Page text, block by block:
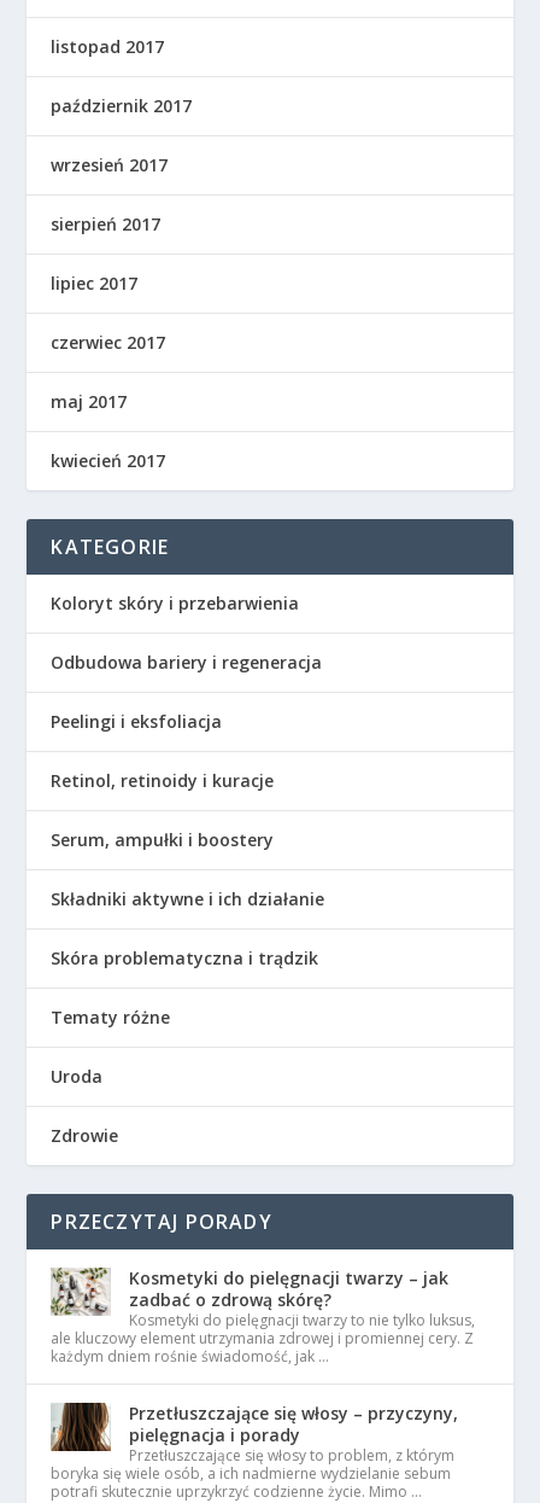
listopad 2017
październik 2017
wrzesień 2017
sierpień 2017
lipiec 2017
czerwiec 2017
maj 2017
kwiecień 2017
KATEGORIE
Koloryt skóry i przebarwienia
Odbudowa bariery i regeneracja
Peelingi i eksfoliacja
Retinol, retinoidy i kuracje
Serum, ampułki i boostery
Składniki aktywne i ich działanie
Skóra problematyczna i trądzik
Tematy różne
Uroda
Zdrowie
PRZECZYTAJ PORADY
Kosmetyki do pielęgnacji twarzy – jak
zadbać o zdrową skórę?
Kosmetyki do pielęgnacji twarzy to nie tylko luksus,
ale kluczowy element utrzymania zdrowej i promiennej cery. Z
każdym dniem rośnie świadomość, jak …
Przetłuszczające się włosy – przyczyny,
pielęgnacja i porady
Przetłuszczające się włosy to problem, z którym
boryka się wiele osób, a ich nadmierne wydzielanie sebum
potrafi skutecznie uprzykrzyć codzienne życie. Mimo …